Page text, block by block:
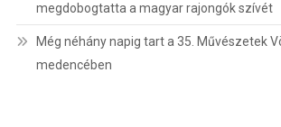
megdobogtatta a magyar rajongók szívét
Még néhány napig tart a 35. Művészetek
medencében